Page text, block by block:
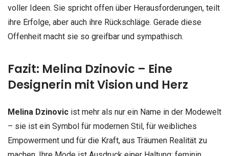
voller Ideen. Sie spricht offen über Herausforderungen, teilt
ihre Erfolge, aber auch ihre Rückschläge. Gerade diese
Offenheit macht sie so greifbar und sympathisch.
Fazit: Melina Dzinovic – Eine
Designerin mit Vision und Herz
Melina Dzinovic ist mehr als nur ein Name in der Modewelt
– sie ist ein Symbol für modernen Stil, für weibliches
Empowerment und für die Kraft, aus Träumen Realität zu